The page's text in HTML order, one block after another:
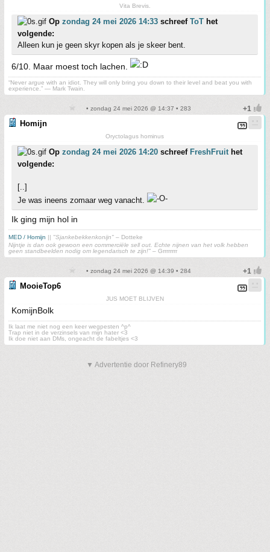
Vita Brevis.
Op zondag 24 mei 2026 14:33 schreef ToT het
volgende:
Alleen kun je geen skyr kopen als je skeer bent.
6/10. Maar moest toch lachen.
“Never argue with an idiot. They will only bring you down to their level and beat you with
experience.” ― Mark Twain.
• zondag 24 mei 2026 @ 14:37 • 283
Homijn
Oryctolagus hominus
Op zondag 24 mei 2026 14:20 schreef FreshFruithet
volgende:
[..]
Je was ineens zomaar weg vanacht.
Ik ging mijn hol in
MED / Homijn || "Sjankebekkenkonijn" – Dotteke
Nijntje is dan ook gewoon een commerciële sell out. Echte nijnen van het volk hebben
geen standbeelden nodig om legendarisch te zijn!" – Grrrrrrrr
• zondag 24 mei 2026 @ 14:39 • 284
MooieTop6
JUS MOET BLIJVEN
KomijnBolk
Ik laat me niet nog een keer wegpesten ^p^
Trap niet in de verzinsels van mijn hater <3
Ik doe niet aan DMs, ongeacht de fabeltjes <3
▼ Advertentie door Refinery89